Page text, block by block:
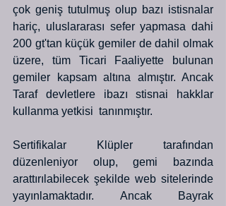
çok geniş tutulmuş olup bazı istisnalar
hariç, uluslararası sefer yapmasa dahi
200 gt'tan küçük gemiler de dahil olmak
üzere, tüm Ticari Faaliyette bulunan
gemiler kapsam altına almıştır. Ancak
Taraf devletlere ibazı stisnai hakklar
kullanma yetkisi  tanınmıştır.
Sertifikalar Klüpler tarafından
düzenleniyor olup, gemi bazında
arattırılabilecek şekilde web sitelerinde
yayınlamaktadır. Ancak Bayrak